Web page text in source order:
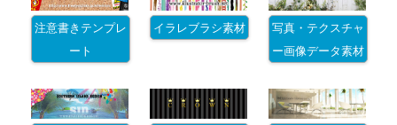
注意書きテンプレ
ート
イラレブラシ素材
写真・テクスチャ
ー画像データ素材